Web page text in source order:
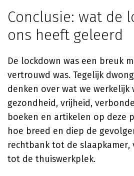
Conclusie: wat de
ons heeft geleerd
De lockdown was een breuk
vertrouwd was. Tegelijk
denken over wat we werkelijk
gezondheid, vrijheid,
boeken en artikelen op deze
hoe breed en diep de
rechtbank tot de
tot de thuiswerkplek.